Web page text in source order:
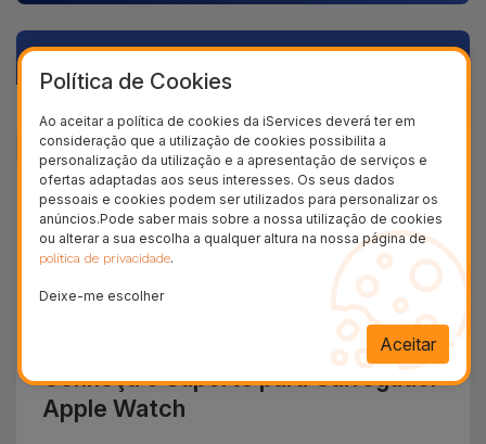
Descrição
Dados do produto
Clientes satisfeitos
+ 100.000
36 Meses
24H
Conheça o Suporte para Carregador
Apple Watch
Política de Cookies
Ao aceitar a política de cookies da iServices deverá ter em
consideração que a utilização de cookies possibilita a
personalização da utilização e a apresentação de serviços e
ofertas adaptadas aos seus interesses. Os seus dados
pessoais e cookies podem ser utilizados para personalizar os
anúncios.Pode saber mais sobre a nossa utilização de cookies
ou alterar a sua escolha a qualquer altura na nossa página de
política de privacidade.
Deixe-me escolher
Aceitar